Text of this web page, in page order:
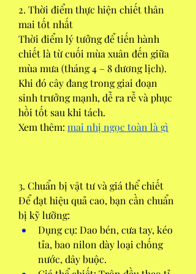
2. Thời điểm thực hiện chiết thân
mai tốt nhất
Thời điểm lý tưởng để tiến hành
chiết là từ cuối mùa xuân đến giữa
mùa mưa (tháng 4 – 8 dương lịch).
Khi đó cây đang trong giai đoạn
sinh trưởng mạnh, dễ ra rễ và phục
hồi tốt sau khi tách.
Xem thêm: mai nhị ngọc toàn là gì
3. Chuẩn bị vật tư và giá thể chiết
Để đạt hiệu quả cao, bạn cần chuẩn
bị kỹ lưỡng:
Dụng cụ: Dao bén, cưa tay, kéo
tỉa, bao nilon dày loại chống
nước, dây buộc.